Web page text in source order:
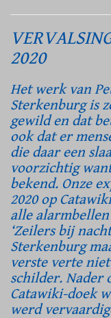
2020
Het werk van
Sterkenburg is
gewild en dat
ook dat er
die daar een
voorzichtig
bekend. Onze
2020 op
alle
‘Zeilers bij
Sterkenburg
verste verte
schilder. Nader
Catawiki-doek
werd